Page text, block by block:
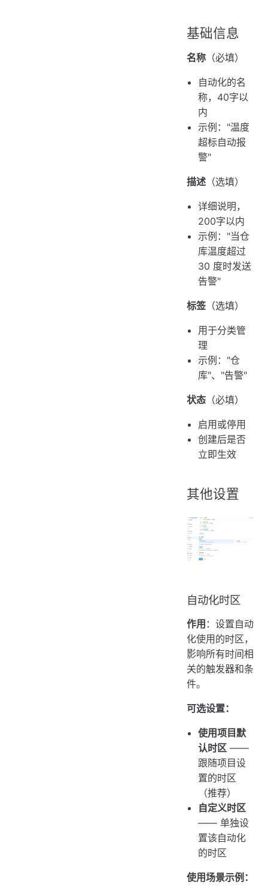
基础信息
名称 （必填）
自动化的名
称，40字以
内
示例："温度
超标自动报
警"
描述 （选填）
详细说明，
200字以内
示例："当仓
库温度超过
30 度时发送
告警"
标签 （选填）
用于分类管
理
示例："仓
库"、"告警"
状态 （必填）
启用或停用
创建后是否
立即生效
其他设置
自动化时区
作用 ：设置自动
化使用的时区，
影响所有时间相
关的触发器和条
件。
可选设置：
使用项目默
认时区 ——
跟随项目设
置的时区
（推荐）
自定义时区
—— 单独设
置该自动化
的时区
使用场景示例：